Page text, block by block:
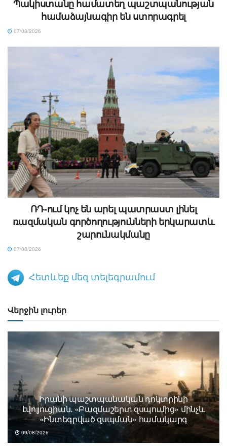
Պակիստանը համատեղ պաշտպանության
համաձայնագիր են ստորագրել
07/08/2026
ՌԴ-ում կոչ են արել պատրաստ լինել
ռազմական գործողությունների երկարատև
շարունակմանը
07/08/2026
Հետևեք մեզ տելեգրամում
Վերջին լուրեր
Իրանի պաշտպանական դոկտրինի
էվոլյուցիան. «Բազմաշերտ զսպումից» մինչև
«Ինտեգրված զսպման» համակարգ
09/08/2026